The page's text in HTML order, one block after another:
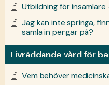
Utbildning för
Jag kan inte springa,
samla in pengar på?
Livräddande vård för
Vem behöver